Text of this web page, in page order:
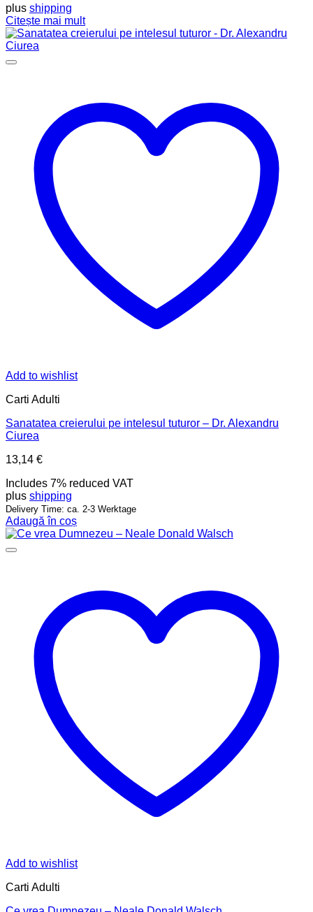
plus shipping
Citește mai mult
Add to wishlist
Carti Adulti
Sanatatea creierului pe intelesul tuturor – Dr. Alexandru
Ciurea
13,14 €
Includes 7% reduced VAT
plus shipping
Delivery Time: ca. 2-3 Werktage
Adaugă în coș
Add to wishlist
Carti Adulti